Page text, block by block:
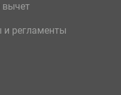
регламенты